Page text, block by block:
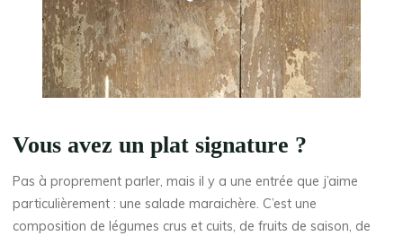
Vous avez un plat signature ?
Pas à proprement parler, mais il y a une entrée que j’aime
particulièrement : une salade maraichère. C’est une
composition de légumes crus et cuits, de fruits de saison, de